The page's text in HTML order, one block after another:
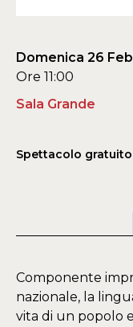
Domenica 26
Ore 11:00
Sala Grande
Spettacolo gratuito
Componente
nazionale, la
vita di un popolo